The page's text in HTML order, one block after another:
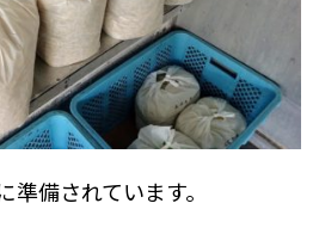
備されています。